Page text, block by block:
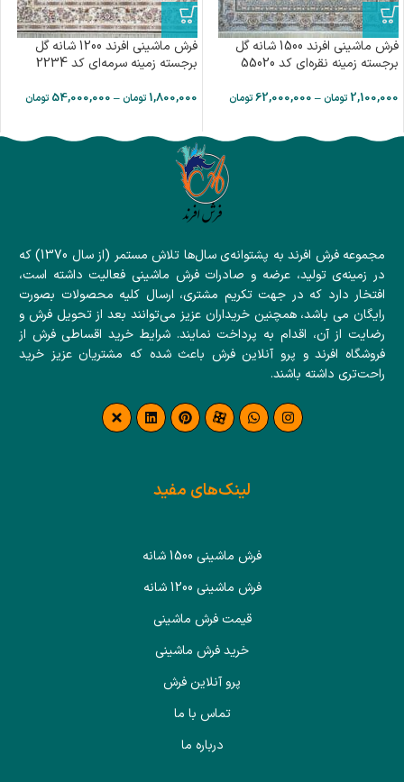
فرش ماشینی افرند 1500 شانه گل
برجسته زمینه نقره‌ای کد 55020
2,100,000 تومان–
62,000,000تومان
فرش ماشینی افرند 1200 شانه گل
برجسته زمینه سرمه‌ای کد 2234
1,800,000 تومان–
54,000,000 تومان
مجموعه فرش افرند به پشتوانه‌ی سال‌ها تلاش مستمر (از سال 1370) که
در زمینه‌ی تولید، عرضه و صادرات فرش ماشینی فعالیت داشته است،
افتخار دارد که در جهت تکریم مشتری، ارسال کلیه محصولات بصورت
رایگان می باشد، همچنین خریداران عزیز می‌توانند بعد از تحویل فرش و
رضایت از آن، اقدام به پرداخت نمایند. شرایط خرید اقساطی فرش از
فروشگاه افرند و پرو آنلاین فرش باعث شده که مشتریان عزیز خرید
راحت‌تری داشته باشند.
لینک‌های مفید
فرش ماشینی 1500 شانه
فرش ماشینی 1200 شانه
قیمت فرش ماشینی
خرید فرش ماشینی
پرو آنلاین فرش
تماس با ما
درباره ما